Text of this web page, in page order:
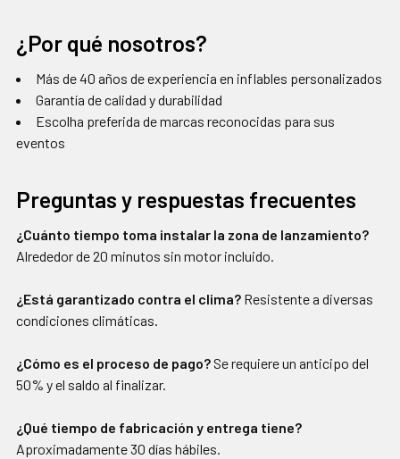
¿Por qué nosotros?
Más de 40 años de experiencia en inflables personalizados
Garantía de calidad y durabilidad
Escolha preferida de marcas reconocidas para sus
eventos
Preguntas y respuestas frecuentes
¿Cuánto tiempo toma instalar la zona de lanzamiento?
Alrededor de 20 minutos sin motor incluido.
¿Está garantizado contra el clima? Resistente a diversas
condiciones climáticas.
¿Cómo es el proceso de pago? Se requiere un anticipo del
50% y el saldo al finalizar.
¿Qué tiempo de fabricación y entrega tiene?
Aproximadamente 30 días hábiles.